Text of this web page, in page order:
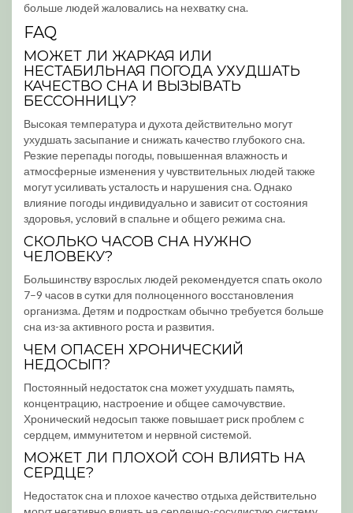
больше людей жаловались на нехватку сна.
FAQ
МОЖЕТ ЛИ ЖАРКАЯ ИЛИ
НЕСТАБИЛЬНАЯ ПОГОДА УХУДШАТЬ
КАЧЕСТВО СНА И ВЫЗЫВАТЬ
БЕССОННИЦУ?
Высокая температура и духота действительно могут
ухудшать засыпание и снижать качество глубокого сна.
Резкие перепады погоды, повышенная влажность и
атмосферные изменения у чувствительных людей также
могут усиливать усталость и нарушения сна. Однако
влияние погоды индивидуально и зависит от состояния
здоровья, условий в спальне и общего режима сна.
СКОЛЬКО ЧАСОВ СНА НУЖНО
ЧЕЛОВЕКУ?
Большинству взрослых людей рекомендуется спать около
7–9 часов в сутки для полноценного восстановления
организма. Детям и подросткам обычно требуется больше
сна из-за активного роста и развития.
ЧЕМ ОПАСЕН ХРОНИЧЕСКИЙ
НЕДОСЫП?
Постоянный недостаток сна может ухудшать память,
концентрацию, настроение и общее самочувствие.
Хронический недосып также повышает риск проблем с
сердцем, иммунитетом и нервной системой.
МОЖЕТ ЛИ ПЛОХОЙ СОН ВЛИЯТЬ НА
СЕРДЦЕ?
Недостаток сна и плохое качество отдыха действительно